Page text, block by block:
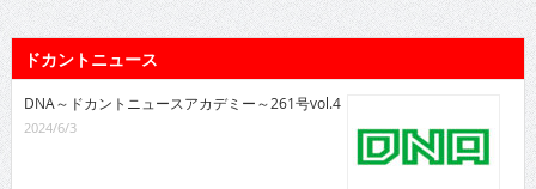
ドカントニュース
DNA～ドカントニュースアカデミー～261号vol.4
2024/6/3